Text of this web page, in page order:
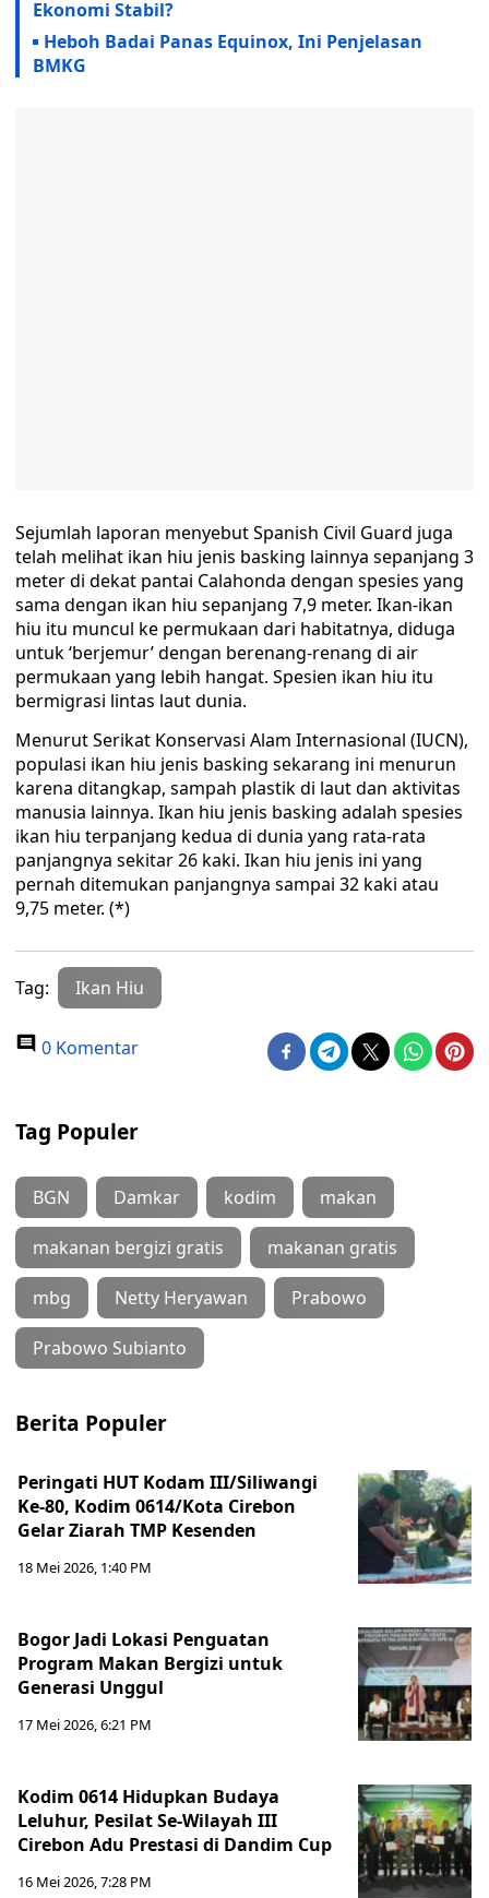
Ekonomi Stabil?
Heboh Badai Panas Equinox, Ini Penjelasan
BMKG
Sejumlah laporan menyebut Spanish Civil Guard juga
telah melihat ikan hiu jenis basking lainnya sepanjang 3
meter di dekat pantai Calahonda dengan spesies yang
sama dengan ikan hiu sepanjang 7,9 meter. Ikan-ikan
hiu itu muncul ke permukaan dari habitatnya, diduga
untuk ‘berjemur’ dengan berenang-renang di air
permukaan yang lebih hangat. Spesien ikan hiu itu
bermigrasi lintas laut dunia.
Menurut Serikat Konservasi Alam Internasional (IUCN),
populasi ikan hiu jenis basking sekarang ini menurun
karena ditangkap, sampah plastik di laut dan aktivitas
manusia lainnya. Ikan hiu jenis basking adalah spesies
ikan hiu terpanjang kedua di dunia yang rata-rata
panjangnya sekitar 26 kaki. Ikan hiu jenis ini yang
pernah ditemukan panjangnya sampai 32 kaki atau
9,75 meter. (*)
Tag: Ikan Hiu
0 Komentar
Tag Populer
BGN Damkar kodim makan
makanan bergizi gratis makanan gratis
mbg Netty Heryawan Prabowo
Prabowo Subianto
Berita Populer
Peringati HUT Kodam III/Siliwangi
Ke-80, Kodim 0614/Kota Cirebon
Gelar Ziarah TMP Kesenden
18 Mei 2026, 1:40 PM
Bogor Jadi Lokasi Penguatan
Program Makan Bergizi untuk
Generasi Unggul
17 Mei 2026, 6:21 PM
Kodim 0614 Hidupkan Budaya
Leluhur, Pesilat Se-Wilayah III
Cirebon Adu Prestasi di Dandim Cup
16 Mei 2026, 7:28 PM